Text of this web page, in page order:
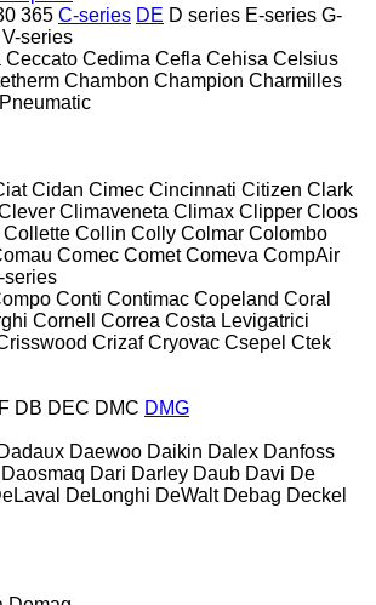
365 C-series DE D series E-series G-
V-series
Ceccato Cedima Cefla Cehisa Celsius
Chambon Champion Charmilles
Cidan Cimec Cincinnati Citizen Clark
Climaveneta Climax Clipper Cloos
Collette Collin Colly Colmar Colombo
Comec Comet Comeva CompAir
series
Conti Contimac Copeland Coral
Cornell Correa Costa Levigatrici
Crizaf Cryovac Csepel Ctek
DB DEC DMC DMG
Dadaux Daewoo Daikin Dalex Danfoss
Daosmaq Dari Darley Daub Davi De
DeLonghi DeWalt Debag Deckel